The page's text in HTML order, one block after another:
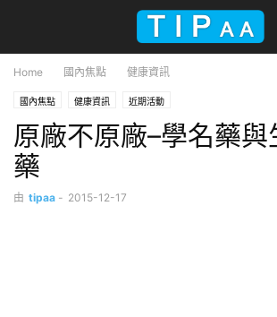
Home 國內焦點 健康資訊
國內焦點 健康資訊 近期活動
原廠不原廠–學名藥與
藥
由 tipaa - 2015-12-17